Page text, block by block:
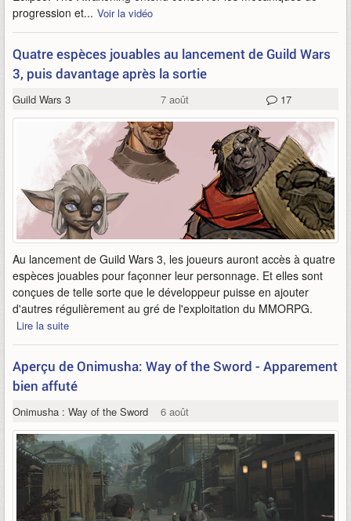
progression et... Voir la vidéo
Quatre espèces jouables au lancement de Guild Wars
3, puis davantage après la sortie
Guild Wars 3 7 août 17
Au lancement de Guild Wars 3, les joueurs auront accès à quatre
espèces jouables pour façonner leur personnage. Et elles sont
conçues de telle sorte que le développeur puisse en ajouter
d'autres régulièrement au gré de l'exploitation du MMORPG.
Lire la suite
Aperçu de Onimusha: Way of the Sword - Apparement
bien affuté
Onimusha : Way of the Sword 6 août